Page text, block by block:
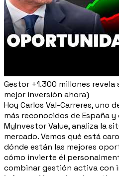
Gestor +1.300 millones revela
mejor inversión ahora)
Hoy Carlos Val-Carreres, uno
más reconocidos de España
MyInvestor Value, analiza la
mercado. Vemos qué está
dónde están las mejores
cómo invierte él
combinar gestión activa con